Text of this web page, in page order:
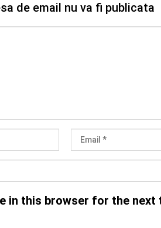
de email nu va fi publicata
in this browser for the next